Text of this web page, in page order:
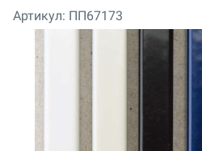
Артикул: ПП67173